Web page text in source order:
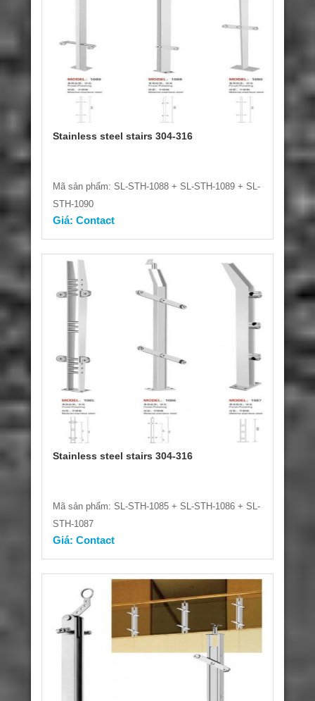
Stainless steel stairs 304-316
Mã sản phẩm: SL-STH-1088 + SL-STH-1089 + SL-
STH-1090
Giá: Contact
Stainless steel stairs 304-316
Mã sản phẩm: SL-STH-1085 + SL-STH-1086 + SL-
STH-1087
Giá: Contact